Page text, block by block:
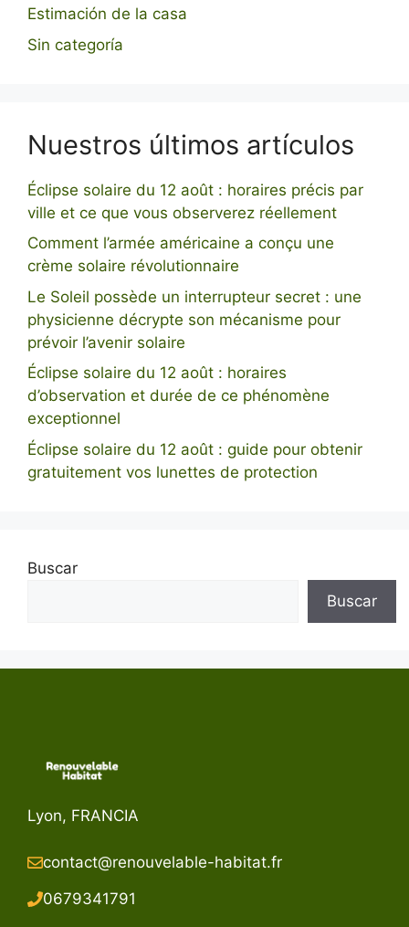
Estimación de la casa
Sin categoría
Nuestros últimos artículos
Éclipse solaire du 12 août : horaires précis par
ville et ce que vous observerez réellement
Comment l’armée américaine a conçu une
crème solaire révolutionnaire
Le Soleil possède un interrupteur secret : une
physicienne décrypte son mécanisme pour
prévoir l’avenir solaire
Éclipse solaire du 12 août : horaires
d’observation et durée de ce phénomène
exceptionnel
Éclipse solaire du 12 août : guide pour obtenir
gratuitement vos lunettes de protection
Buscar
Buscar
Lyon, FRANCIA
contact@renouvelable-habitat.fr
0679341791